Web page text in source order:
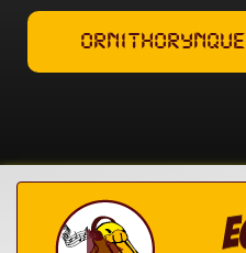
ORNITHORYNQUE